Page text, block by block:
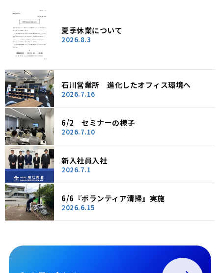
夏季休業について
2026.8.3
石川営業所 進化したオフィス環境へ
2026.7.16
6/2 セミナーの様子
2026.7.10
新入社員入社
2026.7.1
6/6『ボランティア清掃』実施
2026.6.15